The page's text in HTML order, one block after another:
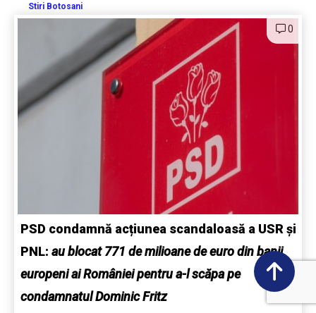
Stiri Botosani
0
PSD condamnă acțiunea scandaloasă a USR și
PNL: au blocat 771 de milioane de euro din banii
europeni ai României pentru a-l scăpa pe
condamnatul Dominic Fritz